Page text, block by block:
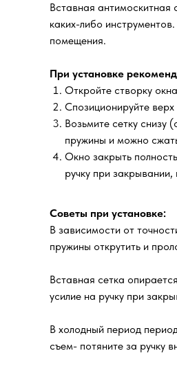
Вставная антимоскитная
каких-либо
помещения.
При установке
Откройте створку
Спозиционируйте
Возьмите сетку снизу
пружины и можно
Окно закрыть
ручку при
Советы при установке:
В зависимости от
пружины открутить и
Вставная сетка
усилие на ручку при
В холодный период
съем- потяните за ручку